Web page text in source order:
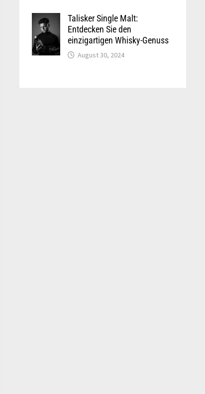
Talisker Single Malt:
Entdecken Sie den
einzigartigen Whisky-Genuss
August 30, 2024